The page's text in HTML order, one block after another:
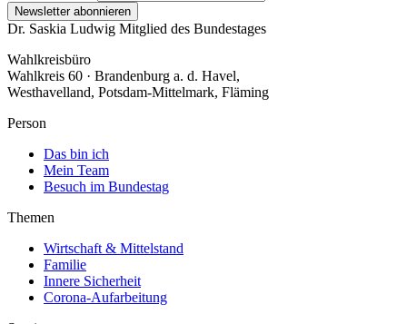
Newsletter abonnieren
Dr. Saskia Ludwig Mitglied des Bundestages
Wahlkreisbüro
Wahlkreis 60 · Brandenburg a. d. Havel,
Westhavelland, Potsdam-Mittelmark, Fläming
Person
Das bin ich
Mein Team
Besuch im Bundestag
Themen
Wirtschaft & Mittelstand
Familie
Innere Sicherheit
Corona-Aufarbeitung